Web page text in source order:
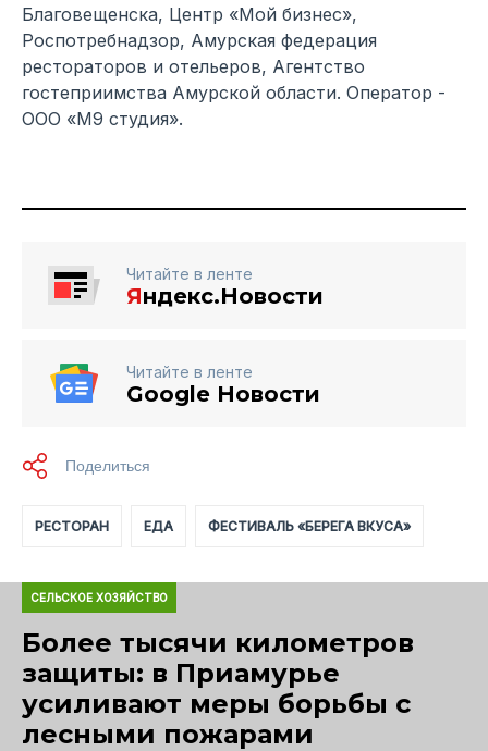
Благовещенска, Центр «Мой бизнес»,
Роспотребнадзор, Амурская федерация
рестораторов и отельеров, Агентство
гостеприимства Амурской области. Оператор -
ООО «М9 студия».
Читайте в ленте
Яндекс.Новости
Читайте в ленте
Google Новости
РЕСТОРАН ЕДА ФЕСТИВАЛЬ «БЕРЕГА ВКУСА»
СЕЛЬСКОЕ ХОЗЯЙСТВО
Более тысячи километров
защиты: в Приамурье
усиливают меры борьбы с
лесными пожарами